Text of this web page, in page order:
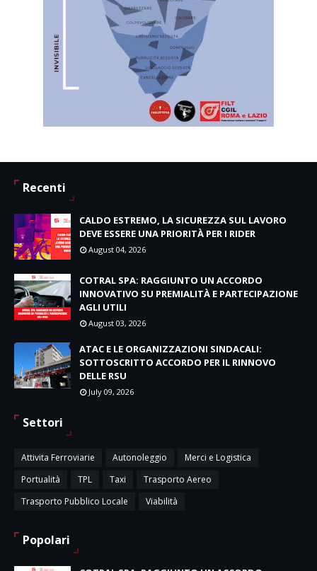
Recenti
CALDO ESTREMO, LA SICUREZZA SUL LAVORO
DEVE ESSERE UNA PRIORITÀ PER I RIDER
August 04, 2026
COTRAL SPA: RAGGIUNTO UN ACCORDO
INNOVATIVO SU PREMIALITÀ E PARTECIPAZIONE
AGLI UTILI
August 03, 2026
ATAC E LE ORGANIZZAZIONI SINDACALI:
SOTTOSCRITTO ACCORDO PER IL RINNOVO
DELLE RSU
July 09, 2026
Settori
Attivita Ferroviarie Autonoleggio
Merci e Logistica
Portualità
TPL Taxi
Trasporto Aereo
Trasporto Pubblico Locale
Viabilità
Popolari